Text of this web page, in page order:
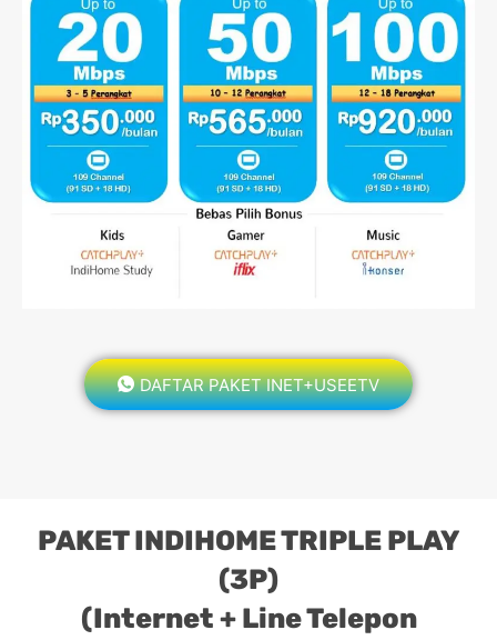
DAFTAR PAKET INET+USEETV
PAKET INDIHOME TRIPLE PLAY
(3P)
(Internet + Line Telepon